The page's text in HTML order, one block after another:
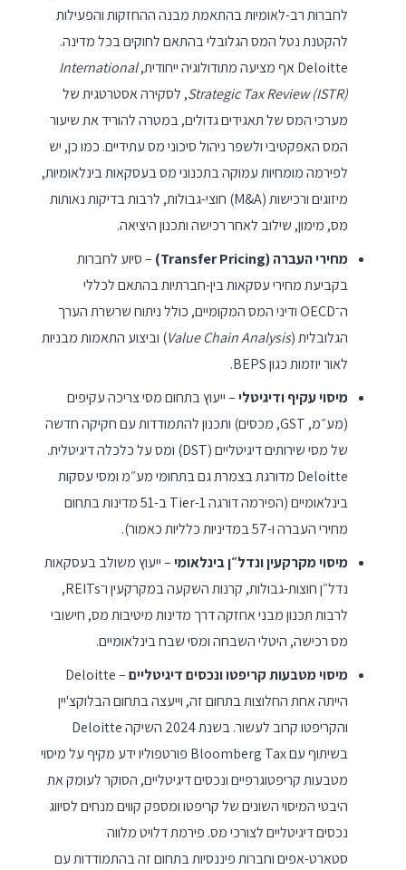
לחברות רב-לאומיות בהתאמת מבנה ההחזקות והפעילות
להקטנת נטל המס הגלובלי בהתאם לחוקים בכל מדינה.
Deloitte אף מציעה מתודולוגיה ייחודית,
International
Strategic Tax Review (ISTR), לסקירה אסטרטגית של
מערכי המס של תאגידים גדולים, במטרה להוריד את שיעור
המס האפקטיבי ולשפר ניהול סיכוני מס עתידיים. כמו כן, יש
לפירמה מומחיות עמוקה בתכנוני מס בעסקאות בינלאומיות,
מיזוגים ורכישות (M&A) חוצי-גבולות, לרבות בדיקות נאותות
מס, מימון, שילוב לאחר רכישה ותכנון היציאה.
מחירי העברה (Transfer Pricing)
– סיוע לחברות
בקביעת מחירי עסקאות בין-חברתיות בהתאם לכללי
ה־OECD ודיני המס המקומיים, כולל ניתוח שרשרת הערך
הגלובלית (Value Chain Analysis) וביצוע התאמות מבניות
לאור יוזמות כגון BEPS.
מיסוי עקיף ודיגיטלי– ייעוץ בתחום מסי צריכה עקיפים
(מע״מ, GST, מכסים) ותכנון להתמודדות עם חקיקה חדשה
של מסי שירותים דיגיטליים (DST) ומס על כלכלה דיגיטלית.
Deloitte מדורגת בצמרת גם בתחומי מע״מ ומסי עסקות
בינלאומיים (הפירמה דורגה Tier-1 ב-51 מדינות בתחום
מחירי העברה ו-57 במדיניות כלליות כאמור).
מיסוי מקרקעין ונדל״ן בינלאומי– ייעוץ משולב בעסקאות
נדל״ן חוצות-גבולות, קרנות השקעה במקרקעין ו־REITs,
לרבות תכנון מבני אחזקה דרך מדינות מיטיבות מס, חישובי
מס רכישה, היטלי השבחה ומסי שבח בינלאומיים.
מיסוי מטבעות קריפטו ונכסים דיגיטליים
– Deloitte
הייתה אחת החלוצות בתחום זה, וייעצה בתחום הבלוקצ'יין
והקריפטו קרוב לעשור. בשנת 2024 השיקה Deloitte
בשיתוף עם Bloomberg Tax פורטפוליו ידע מקיף על מיסוי
מטבעות קריפטוגרפיים ונכסים דיגיטליים, הסוקר לעומק את
היבטי המיסוי השונים של קריפטו ומספק קווים מנחים לסיווג
נכסים דיגיטליים לצורכי מס. פירמת דלויט מלווה
סטארט-אפים וחברות פיננסיות בתחום זה בהתמודדות עם